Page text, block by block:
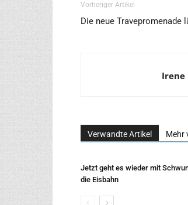
Vorheriger Artikel
Die neue Travepromenade
Irene
Verwandte Artikel Mehr
Jetzt geht es wieder mit
die Eisbahn